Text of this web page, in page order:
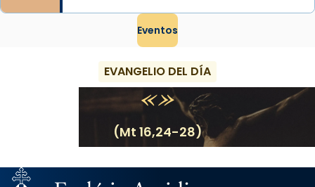
Eventos
EVANGELIO DEL DÍA
(Mt 16,24-28)